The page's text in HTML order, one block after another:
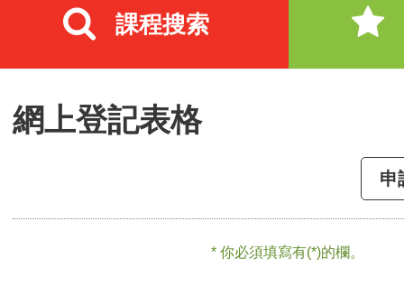
課程搜索
網上登記表格
申
* 你必須填寫有(*)的欄。